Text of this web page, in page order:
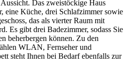
Das zweistöckige Haus
eine Küche, drei Schlafzimmer sowie
das als vierter Raum mit
Es gibt drei Badezimmer, sodass Sie
beherbergen können. Zu den
WLAN, Fernseher und
steht Ihnen bei Bedarf ebenfalls zur